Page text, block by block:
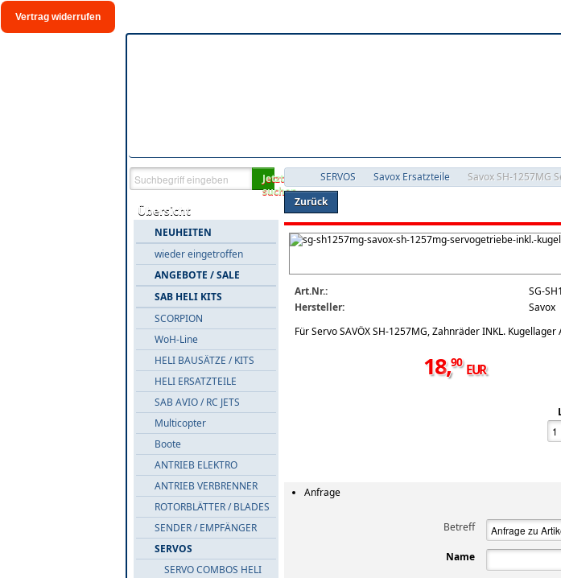
Vertrag widerrufen
Jetzt
suchen
Übersicht
NEUHEITEN
wieder eingetroffen
ANGEBOTE / SALE
SAB HELI KITS
SCORPION
WoH-Line
HELI BAUSÄTZE / KITS
HELI ERSATZTEILE
SAB AVIO / RC JETS
Multicopter
Boote
ANTRIEB ELEKTRO
ANTRIEB VERBRENNER
ROTORBLÄTTER / BLADES
SENDER / EMPFÄNGER
SERVOS
SERVO COMBOS HELI
SERVOS Savox Ersatzteile
Savox SH-1257MG
Zurück
Art.Nr.:
SG-
Hersteller:
Savox
Für Servo SAVÖX SH-1257MG, Zahnräder INKL.
18,90 EUR
Anfrage
Betreff
Name